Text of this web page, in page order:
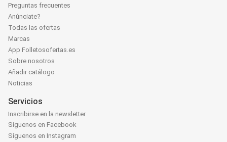
Preguntas frecuentes
Anúnciate?
Todas las ofertas
Marcas
App Folletosofertas.es
Sobre nosotros
Añadir catálogo
Noticias
Servicios
Inscribirse en la newsletter
Síguenos en Facebook
Síguenos en Instagram